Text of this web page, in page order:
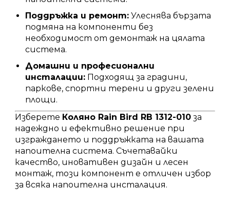
Поддръжка и ремонт: Улеснява бързата
подмяна на компоненти без
необходимост от демонтаж на цялата
система.
Домашни и професионални
инсталации: Подходящ за градини,
паркове, спортни терени и други зелени
площи.
Изберете Коляно Rain Bird RB 1312-010 за
надеждно и ефективно решение при
изграждането и поддръжката на вашата
напоителна система. Съчетавайки
качество, иновативен дизайн и лесен
монтаж, този компонент е отличен избор
за всяка напоителна инсталация.